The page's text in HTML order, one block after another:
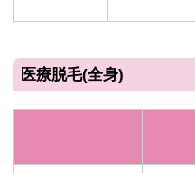
医療脱毛(全身)